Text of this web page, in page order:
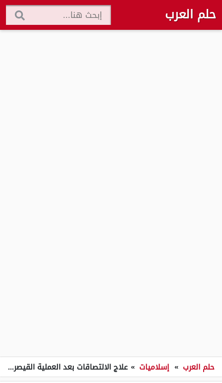
حلم العرب
حلم العرب » إسلاميات » علاج الالتصاقات بعد العملية القيصرية بالاعشاب